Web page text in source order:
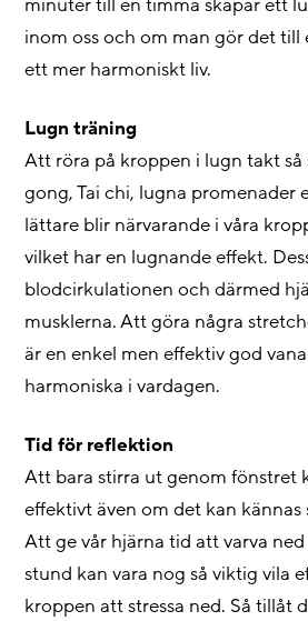
minuter till en timma skapar ett
inom oss och om man gör det till
ett mer harmoniskt liv.
Lugn träning
Att röra på kroppen i lugn takt
gong, Tai chi, lugna promenader
lättare blir närvarande i våra
vilket har en lugnande effekt.
blodcirkulationen och därmed
musklerna. Att göra några
är en enkel men effektiv god
harmoniska i vardagen.
Tid för reflektion
Att bara stirra ut genom fönstret
effektivt även om det kan kännas
Att ge vår hjärna tid att varva
stund kan vara nog så viktig vila
kroppen att stressa ned. Så tillåt